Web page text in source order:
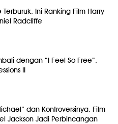
Terburuk, Ini Ranking Film Harry
Radcliffe
dengan “I Feel So Free”,
II
dan Kontroversinya, Film
Jackson Jadi Perbincangan